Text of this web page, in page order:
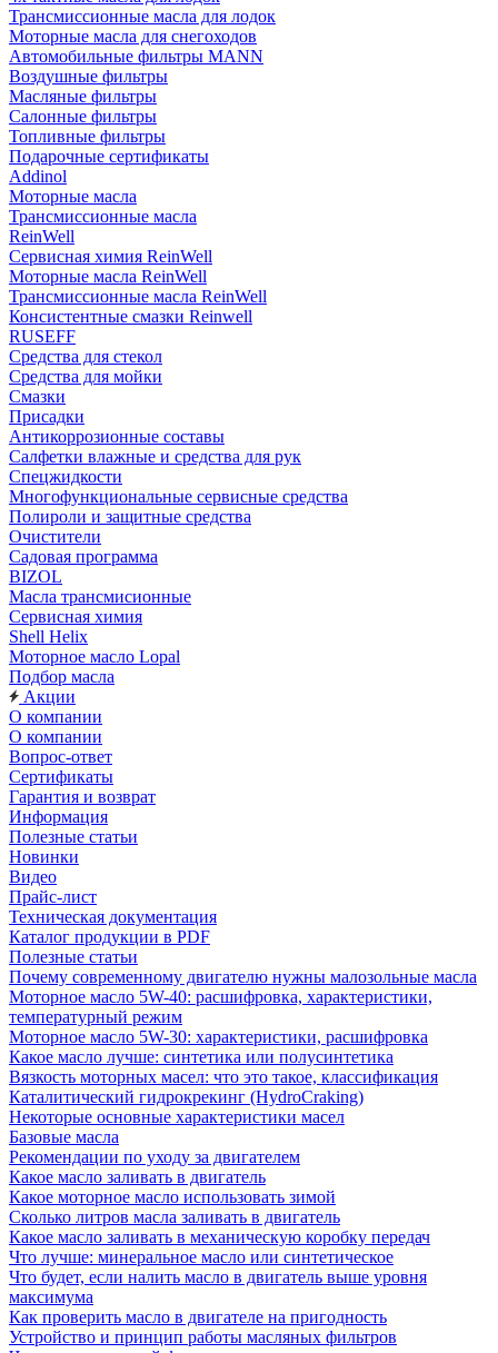
Трансмиссионные масла для лодок
Моторные масла для снегоходов
Автомобильные фильтры MANN
Воздушные фильтры
Масляные фильтры
Салонные фильтры
Топливные фильтры
Подарочные сертификаты
Addinol
Моторные масла
Трансмиссионные масла
ReinWell
Сервисная химия ReinWell
Моторные масла ReinWell
Трансмиссионные масла ReinWell
Консистентные смазки Reinwell
RUSEFF
Средства для стекол
Средства для мойки
Смазки
Присадки
Антикоррозионные составы
Салфетки влажные и средства для рук
Спецжидкости
Многофункциональные сервисные средства
Полироли и защитные средства
Очистители
Садовая программа
BIZOL
Масла трансмисионные
Сервисная химия
Shell Helix
Моторное масло Lopal
Подбор масла
Акции
О компании
О компании
Вопрос-ответ
Сертификаты
Гарантия и возврат
Информация
Полезные статьи
Новинки
Видео
Прайс-лист
Техническая документация
Каталог продукции в PDF
Полезные статьи
Почему современному двигателю нужны малозольные масла
Моторное масло 5W-40: расшифровка, характеристики,
температурный режим
Моторное масло 5W-30: характеристики, расшифровка
Какое масло лучше: синтетика или полусинтетика
Вязкость моторных масел: что это такое, классификация
Каталитический гидрокрекинг (НydroСraking)
Некоторые основные характеристики масел
Базовые масла
Рекомендации по уходу за двигателем
Какое масло заливать в двигатель
Какое моторное масло использовать зимой
Сколько литров масла заливать в двигатель
Какое масло заливать в механическую коробку передач
Что лучше: минеральное масло или синтетическое
Что будет, если налить масло в двигатель выше уровня
максимума
Как проверить масло в двигателе на пригодность
Устройство и принцип работы масляных фильтров